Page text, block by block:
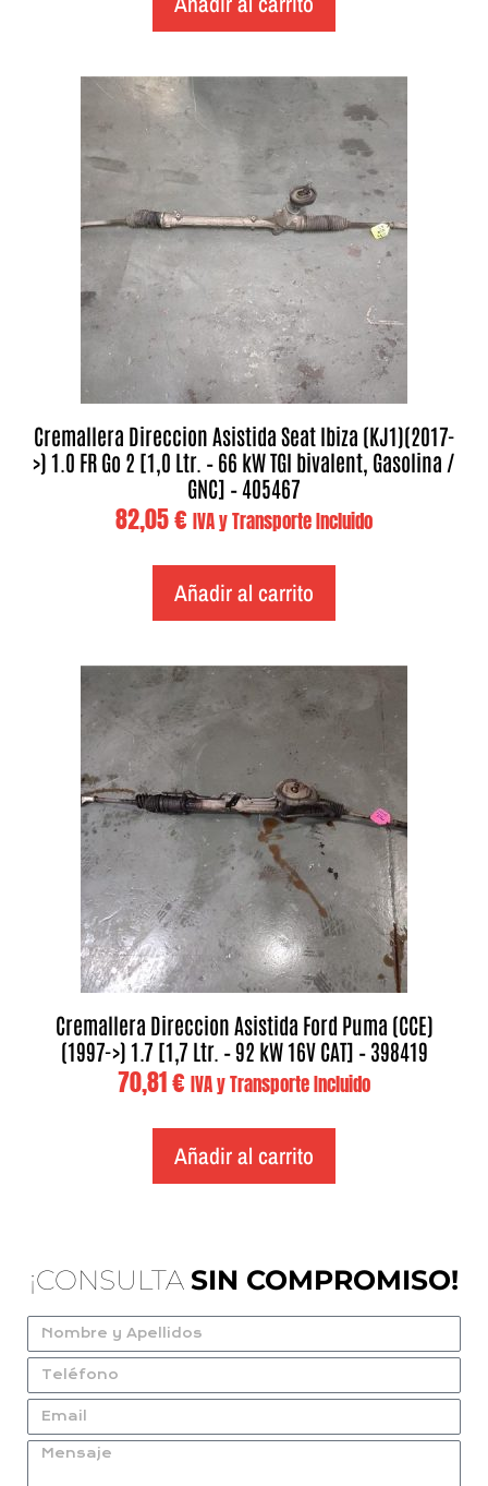
Cremallera Direccion Asistida Seat Ibiza (KJ1)(2017-
>) 1.0 FR Go 2 [1,0 Ltr. – 66 kW TGI bivalent, Gasolina /
GNC] – 405467
82,05€ IVA y Transporte Incluido
Añadir al carrito
Cremallera Direccion Asistida Ford Puma (CCE)
(1997->) 1.7 [1,7 Ltr. – 92 kW 16V CAT] – 398419
70,81€ IVA y Transporte Incluido
Añadir al carrito
¡CONSULTA SIN COMPROMISO!